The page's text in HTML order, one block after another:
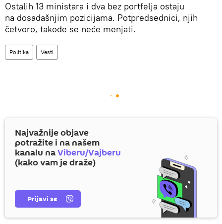
Ostalih 13 ministara i dva bez portfelja ostaju
na dosadašnjim pozicijama. Potpredsednici, njih
četvoro, takođe se neće menjati.
Politika Vesti
Najvažnije objave
potražite i na našem
kanalu naViberu/Vajberu
(kako vam je draže)
Prijavi se